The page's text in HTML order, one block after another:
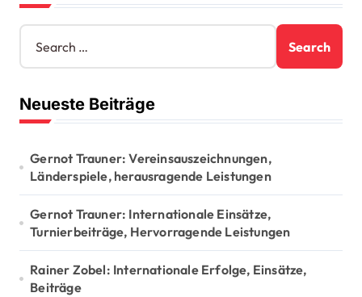
n
S
a
c
h
r
:
Neueste Beiträge
Gernot Trauner: Vereinsauszeichnungen,
Länderspiele, herausragende Leistungen
Gernot Trauner: Internationale Einsätze,
Turnierbeiträge, Hervorragende Leistungen
Rainer Zobel: Internationale Erfolge, Einsätze,
Beiträge